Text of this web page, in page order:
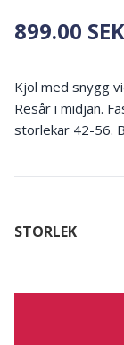
899.00 SEK
Kjol med snygg
Resår i midjan.
storlekar 42-56.
STORLEK